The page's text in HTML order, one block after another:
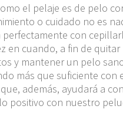
el pelaje es de pelo
o cuidado no es
perfectamente con
en cuando, a fin de
y mantener un pelo
más que suficiente con
además, ayudará a
positivo con nuestro